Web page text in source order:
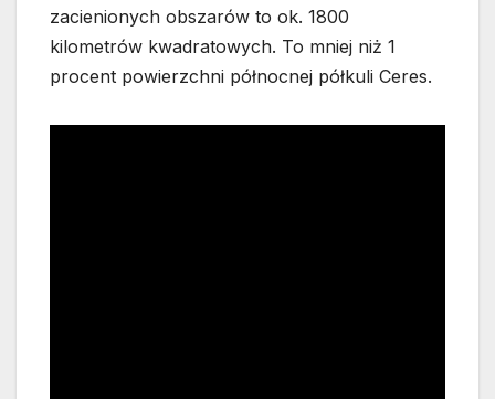
zacienionych obszarów to ok. 1800
kilometrów kwadratowych. To mniej niż 1
procent powierzchni północnej półkuli Ceres.